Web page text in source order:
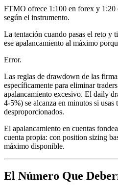
FTMO ofrece 1:100 en forex y
según el instrumento.
La tentación cuando pasas el reto y
ese apalancamiento al máximo
Error.
Las reglas de drawdown de las
específicamente para eliminar
apalancamiento excesivo. El daily
4-5%) se alcanza en minutos si usas
desproporcionados.
El apalancamiento en cuentas
cuenta propia: con position sizing
máximo disponible.
El Número Que